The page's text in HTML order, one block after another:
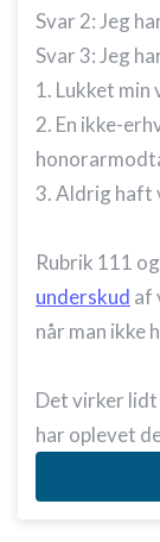
Svar 2: Jeg
Svar 3: Jeg
1. Lukket
2. En ikke-
3. Aldrig haft
Rubrik 111
underskud af
når man ikke
Det virker
har oplevet